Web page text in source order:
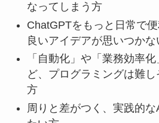
なってしまう方
ChatGPTをもっと日常で便
良いアイデアが思いつかな
「自動化」や「業務効率
ど、プログラミングは難
方
周りと差がつく、実践的